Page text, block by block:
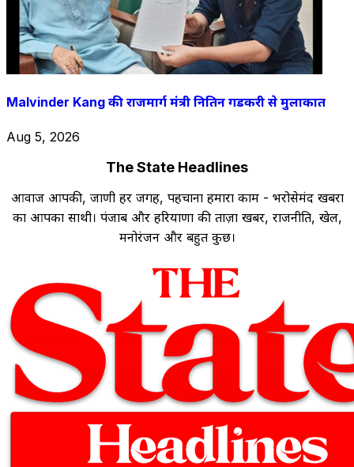
Malvinder Kang की राजमार्ग मंत्री नितिन गडकरी से मुलाकात
Aug 5, 2026
The State Headlines
आवाज आपकी, जाणी हर जगह, पहचाना हमारा काम - भरोसेमंद खबरों
का आपका साथी। पंजाब और हरियाणा की ताज़ा खबरें, राजनीति, खेल,
मनोरंजन और बहुत कुछ।